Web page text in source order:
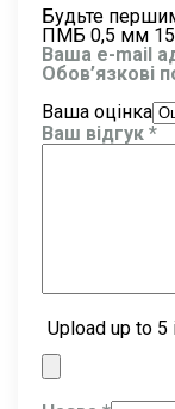
Будьте
ПМБ 0,5 мм
Ваша e-mail
Обов’язкові
Ваша оцінка
Ваш відгук *
Upload up to